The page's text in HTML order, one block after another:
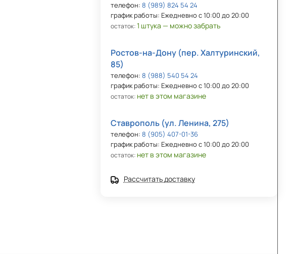
телефон: 8 (989) 824 54 24
график работы: Ежедневно с 10:00 до 20:00
остаток:1 штука — можно забрать
Ростов-на-Дону (пер. Халтуринский,
85)
телефон: 8 (988) 540 54 24
график работы: Ежедневно с 10:00 до 20:00
остаток: нет в этом магазине
Ставрополь (ул. Ленина, 275)
телефон: 8 (905) 407-01-36
график работы: Ежедневно с 10:00 до 20:00
остаток: нет в этом магазине
Рассчитать доставку